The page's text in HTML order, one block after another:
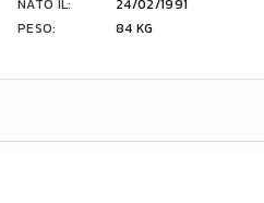
NATO IL:
24/02/1991
PESO: 84 KG